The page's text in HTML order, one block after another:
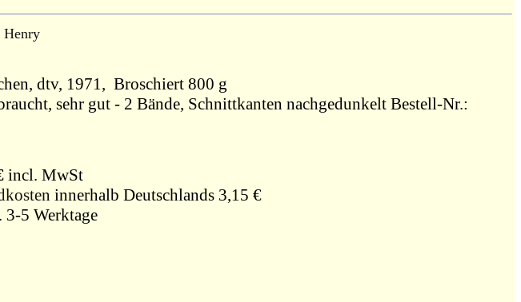
Henry
1971, München, dtv, 1971, Broschiert 800 g
sehr gut - 2 Bände, Schnittkanten nachgedunkelt Bestell-Nr.:
incl. MwSt
innerhalb Deutschlands 3,15 €
3-5 Werktage